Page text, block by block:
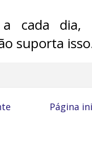
cada dia,
suporta
Página